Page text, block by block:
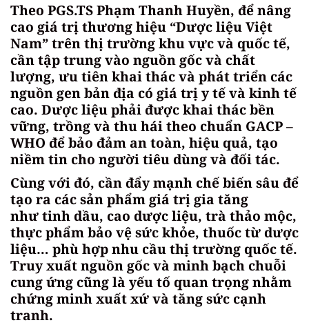
Theo PGS.TS Phạm Thanh Huyền, để nâng
cao giá trị thương hiệu “Dược liệu Việt
Nam” trên thị trường khu vực và quốc tế,
cần tập trung vào nguồn gốc và chất
lượng, ưu tiên khai thác và phát triển các
nguồn gen bản địa có giá trị y tế và kinh tế
cao. Dược liệu phải được khai thác bền
vững, trồng và thu hái theo chuẩn GACP –
WHO để bảo đảm an toàn, hiệu quả, tạo
niềm tin cho người tiêu dùng và đối tác.
Cùng với đó, cần đẩy mạnh chế biến sâu để
tạo ra các sản phẩm giá trị gia tăng
như tinh dầu, cao dược liệu, trà thảo mộc,
thực phẩm bảo vệ sức khỏe, thuốc từ dược
liệu… phù hợp nhu cầu thị trường quốc tế.
Truy xuất nguồn gốc và minh bạch chuỗi
cung ứng cũng là yếu tố quan trọng nhằm
chứng minh xuất xứ và tăng sức cạnh
tranh.